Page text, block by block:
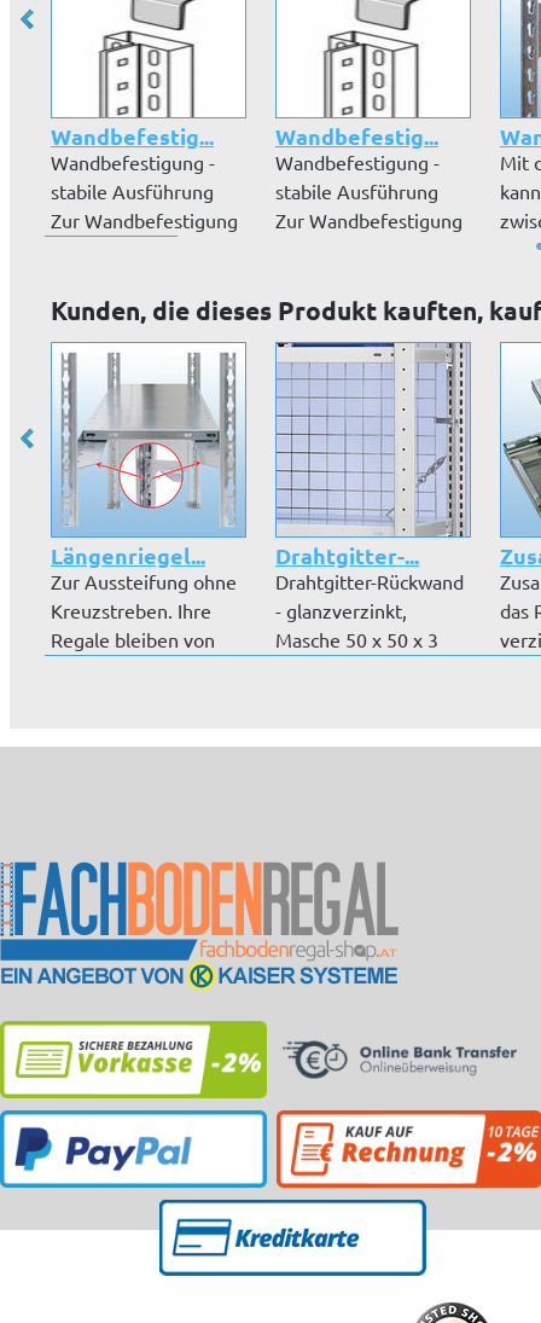
Wandbefestig...
Wandbefestigung -
stabile Ausführung
Zur Wandbefestigung
Wandbefestig...
Wandbefestigung -
stabile Ausführung
Zur Wandbefestigung
Mit
Kunden, die dieses Produkt kauften,
Längenriegel...
Zur Aussteifung ohne
Kreuzstreben. Ihre
Regale bleiben von
Drahtgitter-...
Drahtgitter-Rückwand
- glanzverzinkt,
Masche 50 x 50 x 3
das